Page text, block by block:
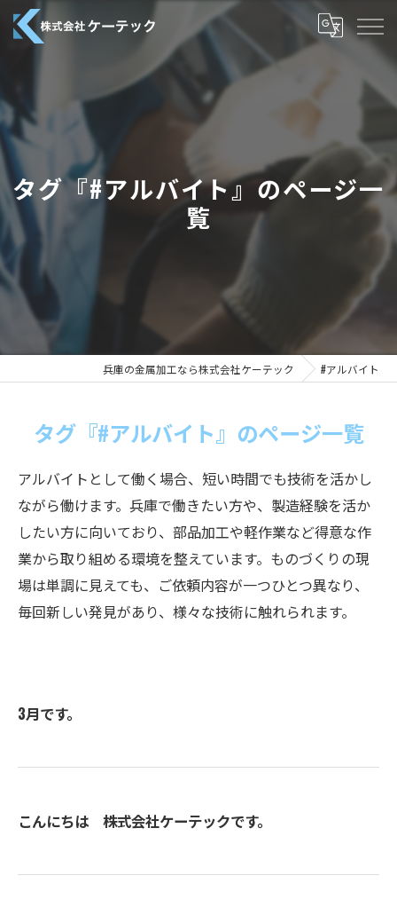
タグ『#アルバイト』のページ一
覧
兵庫の金属加工なら株式会社ケーテック #アルバイト
タグ『#アルバイト』のページ一覧
アルバイトとして働く場合、短い時間でも技術を活かし
ながら働けます。兵庫で働きたい方や、製造経験を活か
したい方に向いており、部品加工や軽作業など得意な作
業から取り組める環境を整えています。ものづくりの現
場は単調に見えても、ご依頼内容が一つひとつ異なり、
毎回新しい発見があり、様々な技術に触れられます。
3月です。
こんにちは 株式会社ケーテックです。